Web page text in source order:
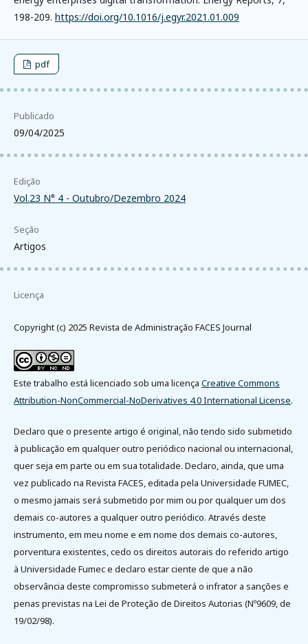
198-209. https://doi.org/10.1016/j.egyr.2021.01.009
pdf
Publicado
09/04/2025
Edição
Vol.23 N° 4 - Outubro/Dezembro 2024
Seção
Artigos
Licença
Copyright (c) 2025 Revista de Administração FACES Journal
Este trabalho está licenciado sob uma licença Creative Commons
Attribution-NonCommercial-NoDerivatives 4.0 International License.
Declaro que o presente artigo é original, não tendo sido submetido
à publicação em qualquer outro periódico nacional ou internacional,
quer seja em parte ou em sua totalidade. Declaro, ainda, que uma
vez publicado na Revista FACES, editada pela Universidade FUMEC,
o mesmo jamais será submetido por mim ou por qualquer um dos
demais co-autores a qualquer outro periódico. Através deste
instrumento, em meu nome e em nome dos demais co-autores,
porventura existentes, cedo os direitos autorais do referido artigo
à Universidade Fumec e declaro estar ciente de que a não
observância deste compromisso submeterá o infrator a sanções e
penas previstas na Lei de Proteção de Direitos Autorias (Nº9609, de
19/02/98).